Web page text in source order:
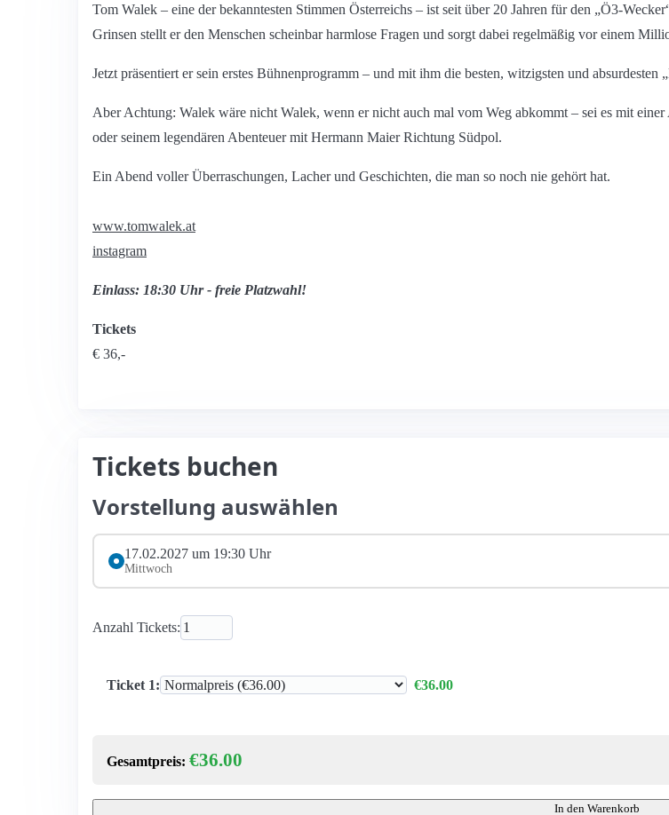
Tom Walek – eine der bekanntesten Stimmen Österreichs – ist seit über 20 Jahren für den „Ö3-
Grinsen stellt er den Menschen scheinbar harmlose Fragen und sorgt dabei regelmäßig vor einem
Jetzt präsentiert er sein erstes Bühnenprogramm – und mit ihm die besten, witzigsten und absurdesten
Aber Achtung: Walek wäre nicht Walek, wenn er nicht auch mal vom Weg abkommt – sei es mit
oder seinem legendären Abenteuer mit Hermann Maier Richtung Südpol.
Ein Abend voller Überraschungen, Lacher und Geschichten, die man so noch nie gehört hat.
www.tomwalek.at
instagram
Einlass: 18:30 Uhr - freie Platzwahl!
Tickets
€ 36,-
Tickets buchen
Vorstellung auswählen
17.02.2027 um 19:30 Uhr
Mittwoch
Anzahl Tickets:
Ticket 1: €36.00
Gesamtpreis: €36.00
In den Warenkorb